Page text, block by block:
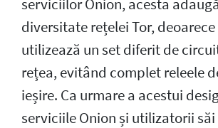
serviciilor Onion, acesta adaugă
diversitate rețelei Tor, deoarece
utilizează un set diferit de
rețea, evitând complet releele
ieșire. Ca urmare a acestui
serviciile Onion și utilizatorii